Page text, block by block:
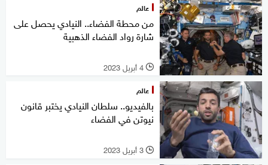
عالم
من محطة الفضاء.. النيادي يحصل على
شارة رواد الفضاء الذهبية
l 4 أبريل 2023
عالم
بالفيديو.. سلطان النيادي يختبر قانون
نيوتن في الفضاء
l 3 أبريل 2023